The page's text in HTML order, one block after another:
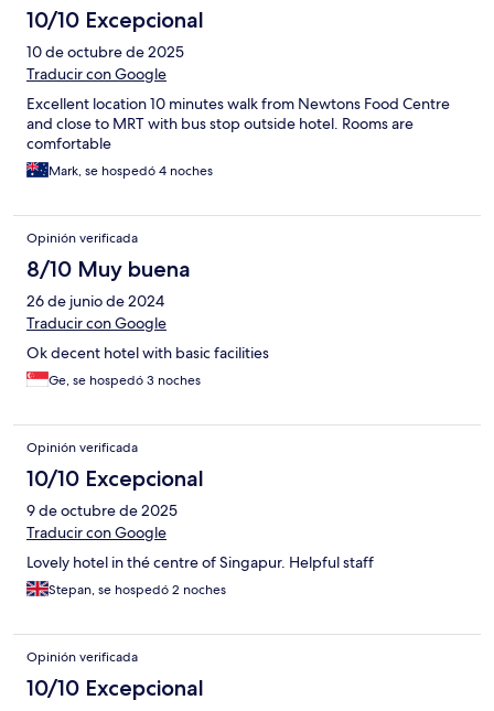
10/10 Excepcional
10 de octubre de 2025
Traducir con Google
Excellent location 10 minutes walk from Newtons Food Centre
and close to MRT with bus stop outside hotel. Rooms are
comfortable
Mark, se hospedó 4 noches
Opinión verificada
8/10 Muy buena
26 de junio de 2024
Traducir con Google
Ok decent hotel with basic facilities
Ge, se hospedó 3 noches
Opinión verificada
10/10 Excepcional
9 de octubre de 2025
Traducir con Google
Lovely hotel in thé centre of Singapur. Helpful staff
Stepan, se hospedó 2 noches
Opinión verificada
10/10 Excepcional